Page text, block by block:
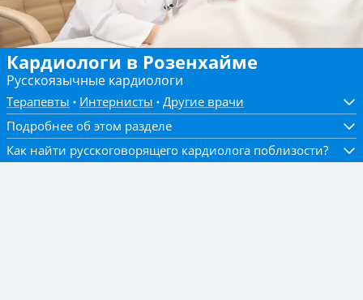
Кардиологи в Розенхайме
Русскоязычные кардиологи
Терапевты Интернисты
Другие врачи
Подробнее об этом разделе
Как найти русскоговорящего кардиолога поблизости?